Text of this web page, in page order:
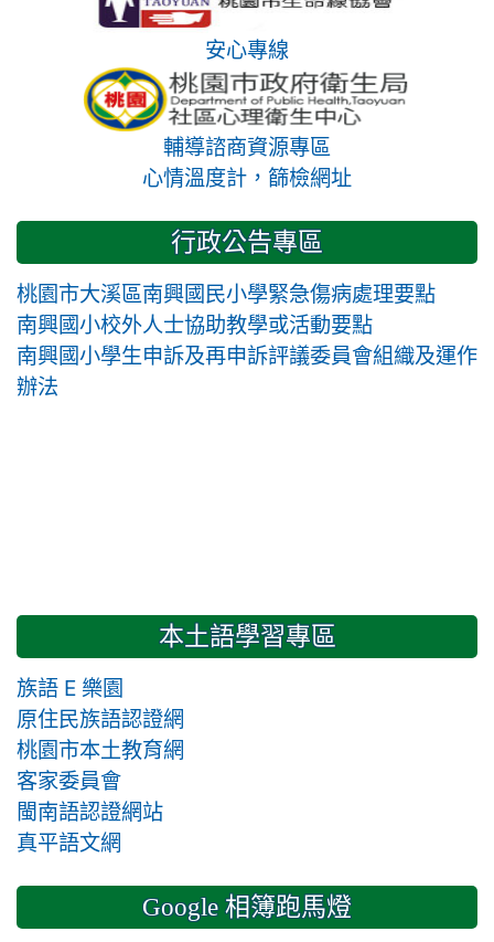
安心專線
輔導諮商資源專區
心情溫度計，篩檢網址
行政公告專區
桃園市大溪區南興國民小學緊急傷病處理要點
南興國小校外人士協助教學或活動要點
南興國小學生申訴及再申訴評議委員會組織及運作
辦法
本土語學習專區
族語 E 樂園
原住民族語認證網
桃園市本土教育網
客家委員會
閩南語認證網站
真平語文網
Google 相簿跑馬燈